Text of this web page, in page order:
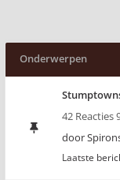
Onderwerpen
42 Reacties
door
Laatste